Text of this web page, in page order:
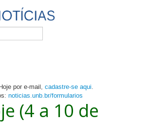
por e-mail, cadastre-se aqui.
noticias.unb.br/formularios
(4 a 10 de